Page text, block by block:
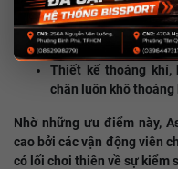
Độ bền cao, có thể
cứng.
Thiết kế thoáng khí,
chân luôn khô
Nhờ những ưu điểm này,
cao bởi các vận động viên
có lối chơi thiên về sự kiểm